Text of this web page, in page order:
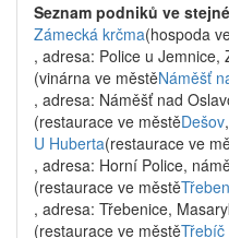
Seznam podniků ve
Zámecká krčma(hospoda
, adresa: Police u Jemnice,
(vinárna ve městěNáměšť
, adresa: Náměšť nad
(restaurace ve městěDešov
U Huberta(restaurace ve
, adresa: Horní Police,
(restaurace ve městě
, adresa: Třebenice,
(restaurace ve městěTřebíč